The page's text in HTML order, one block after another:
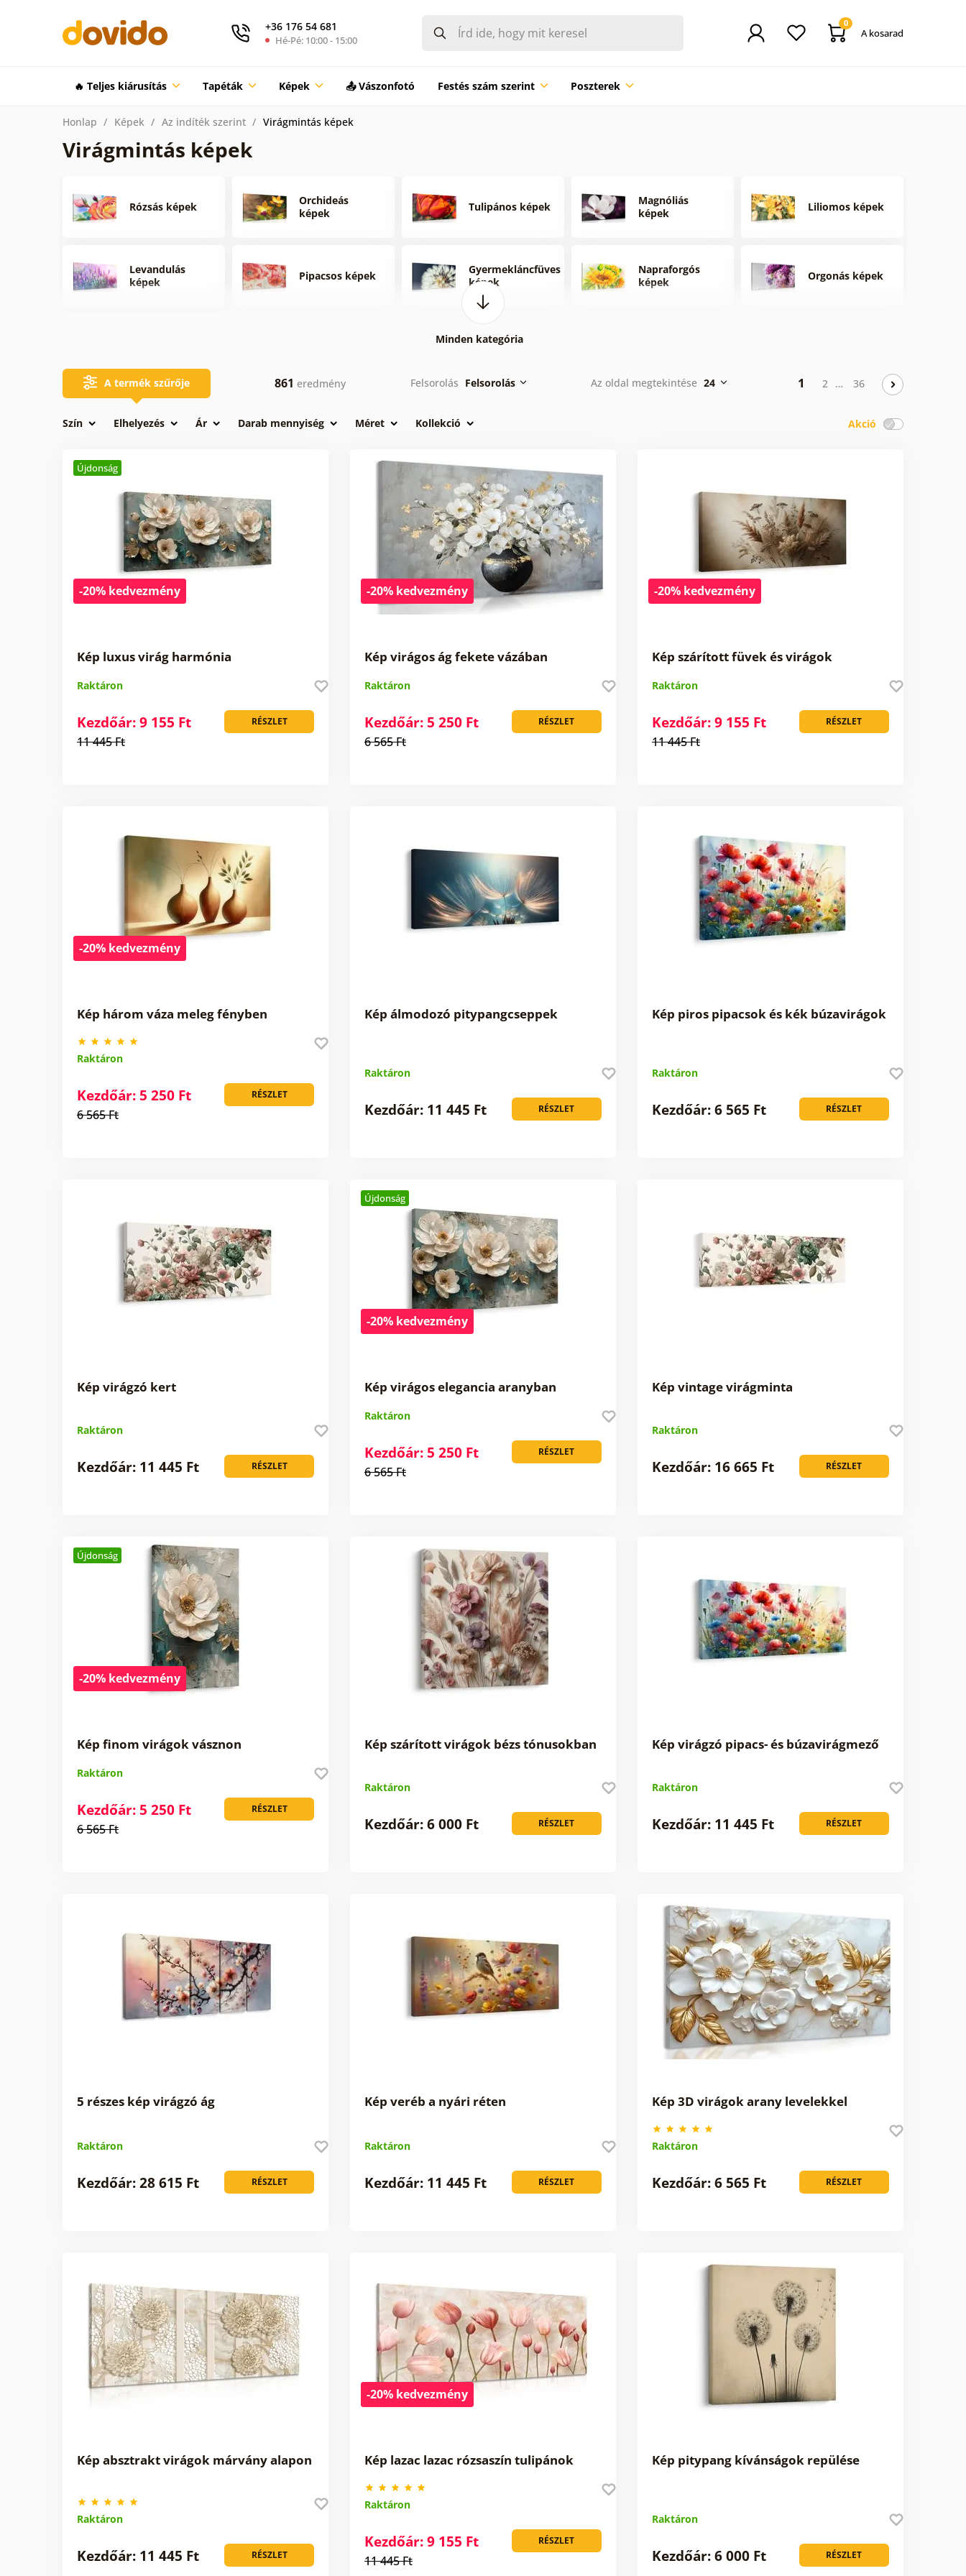
+36 176 54 681
Hé-Pé: 10:00 - 15:00
0
A kosarad
🔥 Teljes kiárusítás Tapéták Képek 📤 Vászonfotó Festés szám szerint Poszterek
Honlap Képek Az indíték szerint Virágmintás képek
Virágmintás képek
Rózsás képek
Orchideás
képek
Tulipános képek
Magnóliás
képek
Liliomos képek
Levandulás
képek
Pipacsos képek
Gyermekláncfüves
képek
Napraforgós
képek
Orgonás képek
Minden kategória
A termék szűrője 861 eredmény Felsorolás Felsorolás Az oldal megtekintése 24 1 2 … 36
Akció
Szín Elhelyezés Ár Darab mennyiség Méret Kollekció
Újdonság
-20% kedvezmény
Kép luxus virág harmónia
Raktáron
RÉSZLET
Kezdőár: 9 155 Ft
11 445 Ft
-20% kedvezmény
Kép virágos ág fekete vázában
Raktáron
RÉSZLET
Kezdőár: 5 250 Ft
6 565 Ft
-20% kedvezmény
Kép szárított füvek és virágok
Raktáron
RÉSZLET
Kezdőár: 9 155 Ft
11 445 Ft
-20% kedvezmény
Kép három váza meleg fényben
Raktáron
RÉSZLET
Kezdőár: 5 250 Ft
6 565 Ft
Kép álmodozó pitypangcseppek
Raktáron
RÉSZLET
Kezdőár: 11 445 Ft
Kép piros pipacsok és kék búzavirágok
Raktáron
RÉSZLET
Kezdőár: 6 565 Ft
Kép virágzó kert
Raktáron
RÉSZLET
Kezdőár: 11 445 Ft
Újdonság
-20% kedvezmény
Kép virágos elegancia aranyban
Raktáron
RÉSZLET
Kezdőár: 5 250 Ft
6 565 Ft
Kép vintage virágminta
Raktáron
RÉSZLET
Kezdőár: 16 665 Ft
Újdonság
-20% kedvezmény
Kép finom virágok vásznon
Raktáron
RÉSZLET
Kezdőár: 5 250 Ft
6 565 Ft
Kép szárított virágok bézs tónusokban
Raktáron
RÉSZLET
Kezdőár: 6 000 Ft
Kép virágzó pipacs- és búzavirágmező
Raktáron
RÉSZLET
Kezdőár: 11 445 Ft
5 részes kép virágzó ág
Raktáron
RÉSZLET
Kezdőár: 28 615 Ft
Kép veréb a nyári réten
Raktáron
RÉSZLET
Kezdőár: 11 445 Ft
Kép 3D virágok arany levelekkel
Raktáron
RÉSZLET
Kezdőár: 6 565 Ft
Kép absztrakt virágok márvány alapon
Raktáron
RÉSZLET
Kezdőár: 11 445 Ft
-20% kedvezmény
Kép lazac lazac rózsaszín tulipánok
Raktáron
RÉSZLET
Kezdőár: 9 155 Ft
11 445 Ft
Kép pitypang kívánságok repülése
Raktáron
RÉSZLET
Kezdőár: 6 000 Ft